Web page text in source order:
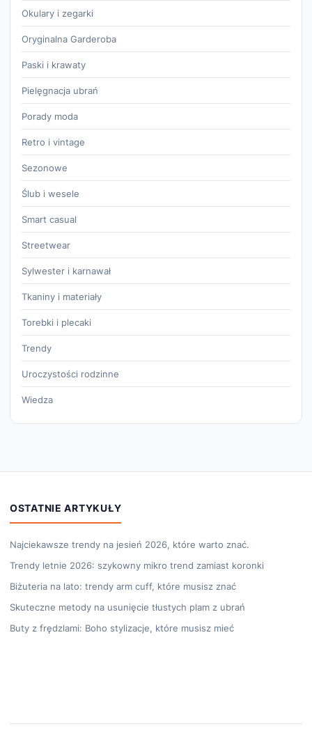
Okulary i zegarki
Oryginalna Garderoba
Paski i krawaty
Pielęgnacja ubrań
Porady moda
Retro i vintage
Sezonowe
Ślub i wesele
Smart casual
Streetwear
Sylwester i karnawał
Tkaniny i materiały
Torebki i plecaki
Trendy
Uroczystości rodzinne
Wiedza
OSTATNIE ARTYKUŁY
Najciekawsze trendy na jesień 2026, które warto znać.
Trendy letnie 2026: szykowny mikro trend zamiast koronki
Biżuteria na lato: trendy arm cuff, które musisz znać
Skuteczne metody na usunięcie tłustych plam z ubrań
Buty z frędzlami: Boho stylizacje, które musisz mieć